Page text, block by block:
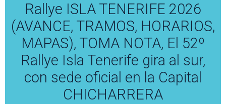
Rallye ISLA TENERIFE 2026
(AVANCE, TRAMOS, HORARIOS,
MAPAS), TOMA NOTA, El 52º
Rallye Isla Tenerife gira al sur,
con sede oficial en la Capital
CHICHARRERA